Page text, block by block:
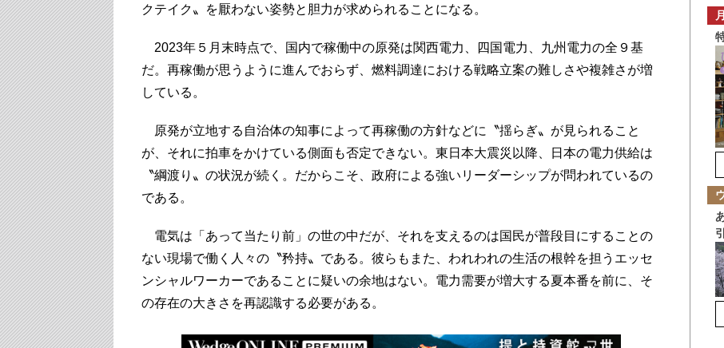
クテイク〟を厭わない姿勢と胆力が求められることになる。
2023年５月末時点で、国内で稼働中の原発は関西電力、四国電力、九州電力の全９基
だ。再稼働が思うように進んでおらず、燃料調達における戦略立案の難しさや複雑さが増
している。
原発が立地する自治体の知事によって再稼働の方針などに〝揺らぎ〟が見られること
が、それに拍車をかけている側面も否定できない。東日本大震災以降、日本の電力供給は
〝綱渡り〟の状況が続く。だからこそ、政府による強いリーダーシップが問われているの
である。
電気は「あって当たり前」の世の中だが、それを支えるのは国民が普段目にすることの
ない現場で働く人々の〝矜持〟である。彼らもまた、われわれの生活の根幹を担うエッセ
ンシャルワーカーであることに疑いの余地はない。電力需要が増大する夏本番を前に、そ
の存在の大きさを再認識する必要がある。